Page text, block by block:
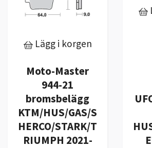
Lägg i korgen
Moto-Master
944-21
bromsbelägg
KTM/HUS/GAS/S
HERCO/STARK/T
RIUMPH 2021-